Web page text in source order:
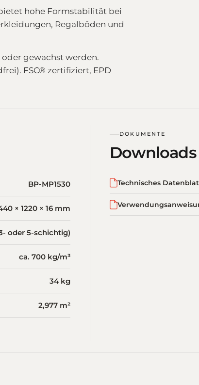
hohe Formstabilität bei
Regalböden und
gewachst werden.
FSC® zertifiziert, EPD
BP-MP1530
× 1220 × 16 mm
oder 5-schichtig)
ca. 700 kg/m³
34 kg
2,977 m²
DOKUMENTE
Downloads
Technisches